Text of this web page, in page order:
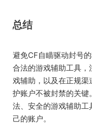
总结
避免CF自瞄驱动封号
合法的游戏辅助工具
戏辅助，以及在正规
护账户不被封禁的关
法、安全的游戏辅助工
己的账户。